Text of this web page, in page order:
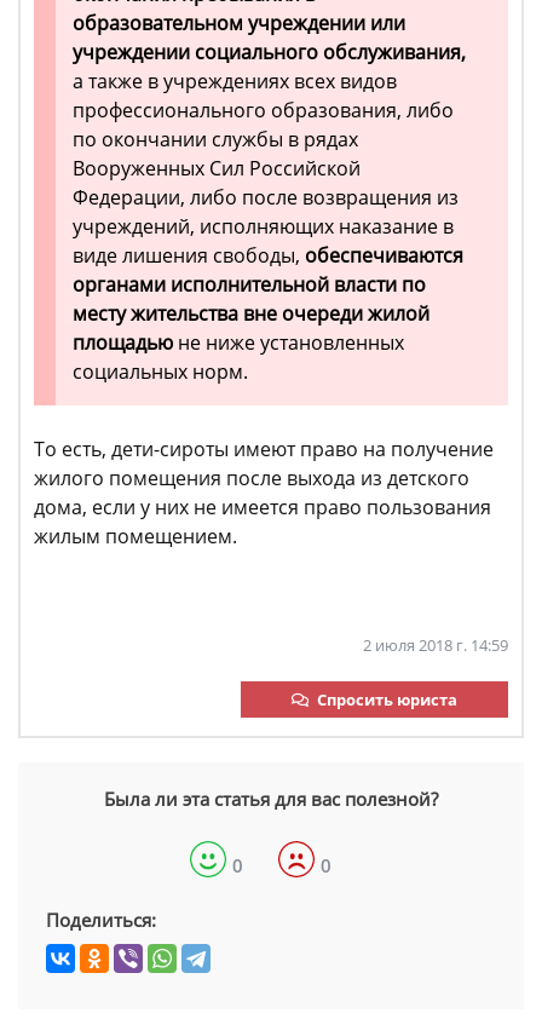
образовательном учреждении или
учреждении социального обслуживания,
а также в учреждениях всех видов
профессионального образования, либо
по окончании службы в рядах
Вооруженных Сил Российской
Федерации, либо после возвращения из
учреждений, исполняющих наказание в
виде лишения свободы, обеспечиваются
органами исполнительной власти по
месту жительства вне очереди жилой
площадью не ниже установленных
социальных норм.
То есть, дети-сироты имеют право на получение
жилого помещения после выхода из детского
дома, если у них не имеется право пользования
жилым помещением.
2 июля 2018 г. 14:59
Спросить юриста
Была ли эта статья для вас полезной?
0 0
Поделиться: